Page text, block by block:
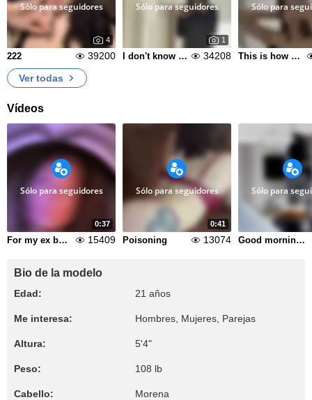
Sólo para seguidores
4
222 39200
Sólo para seguidores
1
I don't know what to call it anymore 34208
Sólo para
This is how cool we are
Ver todas
Vídeos
0:37
Sólo para seguidores
For my ex boss 15409
0:41
Sólo para seguidores
Poisoning 13074
Sólo para
Good morning with me
Bio de la modelo
Edad: 21 años
Me interesa: Hombres, Mujeres, Parejas
Altura: 5'4"
Peso: 108 lb
Cabello: Morena